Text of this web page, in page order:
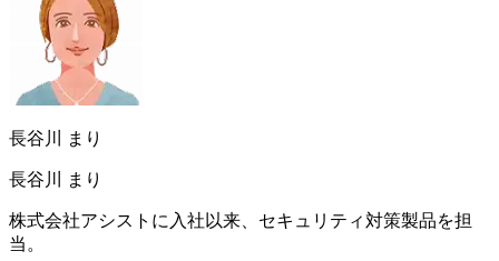
長谷川 まり
長谷川 まり
株式会社アシストに入社以来、セキュリティ対策製品を担
当。